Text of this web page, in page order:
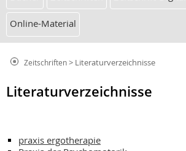
Online-Material
Zeitschriften> Literaturverzeichnisse
Literaturverzeichnisse
praxis ergotherapie